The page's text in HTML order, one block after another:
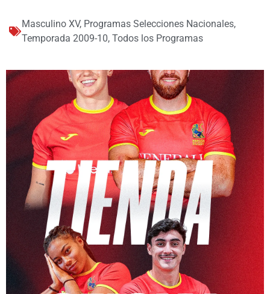
Masculino XV, Programas Selecciones Nacionales,
Temporada 2009-10, Todos los Programas